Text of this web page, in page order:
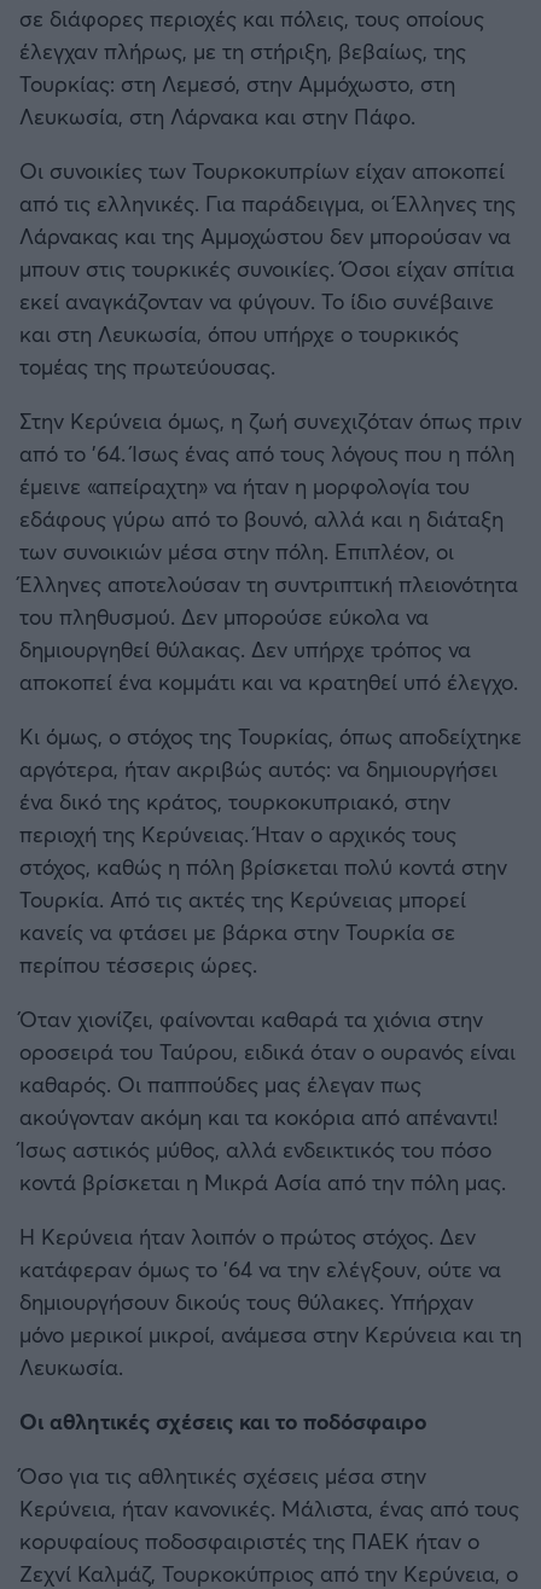
σε διάφορες περιοχές και πόλεις, τους οποίους
έλεγχαν πλήρως, με τη στήριξη, βεβαίως, της
Τουρκίας: στη Λεμεσό, στην Αμμόχωστο, στη
Λευκωσία, στη Λάρνακα και στην Πάφο.
Οι συνοικίες των Τουρκοκυπρίων είχαν αποκοπεί
από τις ελληνικές. Για παράδειγμα, οι Έλληνες της
Λάρνακας και της Αμμοχώστου δεν μπορούσαν να
μπουν στις τουρκικές συνοικίες. Όσοι είχαν σπίτια
εκεί αναγκάζονταν να φύγουν. Το ίδιο συνέβαινε
και στη Λευκωσία, όπου υπήρχε ο τουρκικός
τομέας της πρωτεύουσας.
Στην Κερύνεια όμως, η ζωή συνεχιζόταν όπως πριν
από το ’64. Ίσως ένας από τους λόγους που η πόλη
έμεινε «απείραχτη» να ήταν η μορφολογία του
εδάφους γύρω από το βουνό, αλλά και η διάταξη
των συνοικιών μέσα στην πόλη. Επιπλέον, οι
Έλληνες αποτελούσαν τη συντριπτική πλειονότητα
του πληθυσμού. Δεν μπορούσε εύκολα να
δημιουργηθεί θύλακας. Δεν υπήρχε τρόπος να
αποκοπεί ένα κομμάτι και να κρατηθεί υπό έλεγχο.
Κι όμως, ο στόχος της Τουρκίας, όπως αποδείχτηκε
αργότερα, ήταν ακριβώς αυτός: να δημιουργήσει
ένα δικό της κράτος, τουρκοκυπριακό, στην
περιοχή της Κερύνειας. Ήταν ο αρχικός τους
στόχος, καθώς η πόλη βρίσκεται πολύ κοντά στην
Τουρκία. Από τις ακτές της Κερύνειας μπορεί
κανείς να φτάσει με βάρκα στην Τουρκία σε
περίπου τέσσερις ώρες.
Όταν χιονίζει, φαίνονται καθαρά τα χιόνια στην
οροσειρά του Ταύρου, ειδικά όταν ο ουρανός είναι
καθαρός. Οι παππούδες μας έλεγαν πως
ακούγονταν ακόμη και τα κοκόρια από απέναντι!
Ίσως αστικός μύθος, αλλά ενδεικτικός του πόσο
κοντά βρίσκεται η Μικρά Ασία από την πόλη μας.
Η Κερύνεια ήταν λοιπόν ο πρώτος στόχος. Δεν
κατάφεραν όμως το ’64 να την ελέγξουν, ούτε να
δημιουργήσουν δικούς τους θύλακες. Υπήρχαν
μόνο μερικοί μικροί, ανάμεσα στην Κερύνεια και τη
Λευκωσία.
Οι αθλητικές σχέσεις και το ποδόσφαιρο
Όσο για τις αθλητικές σχέσεις μέσα στην
Κερύνεια, ήταν κανονικές. Μάλιστα, ένας από τους
κορυφαίους ποδοσφαιριστές της ΠΑΕΚ ήταν ο
Ζεχνί Καλμάζ, Τουρκοκύπριος από την Κερύνεια, ο